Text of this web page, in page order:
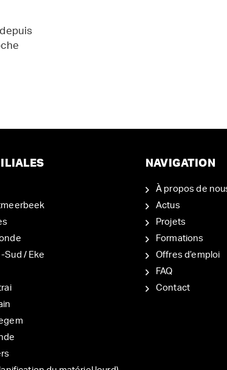
Sud / Eke
NAVIGATION
À propos de
Actus
Projets
Formations
Offres d’emploi
FAQ
Contact